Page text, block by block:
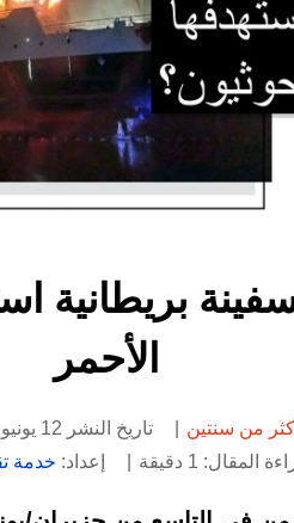
بريطانية
الأحمر
من سنتين
تاريخ النشر 12 يونيو 2024 الساعة 15:13
1 دقيقة
إعداد: خدمة